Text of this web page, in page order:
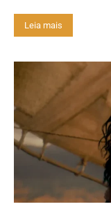
Leia mais